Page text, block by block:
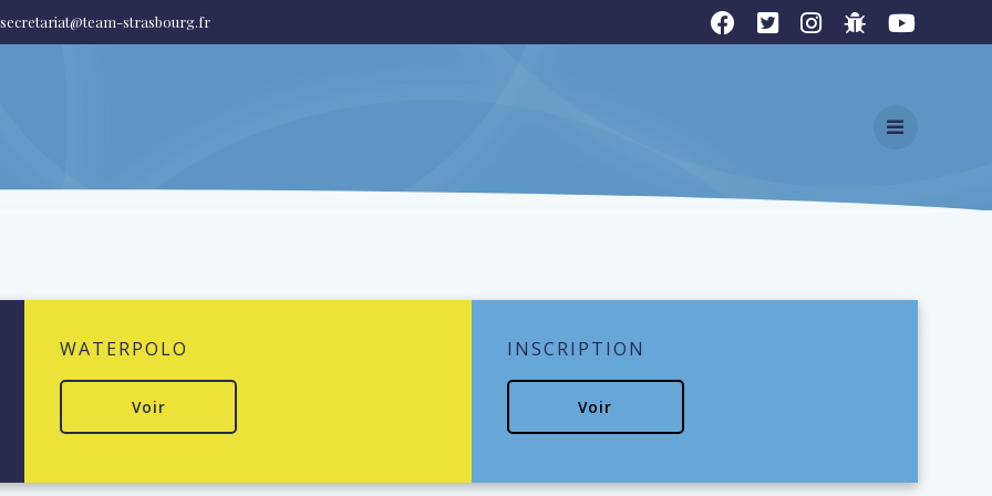
secretariat@team-strasbourg.fr
WATERPOLO
Voir
INSCRIPTION
Voir